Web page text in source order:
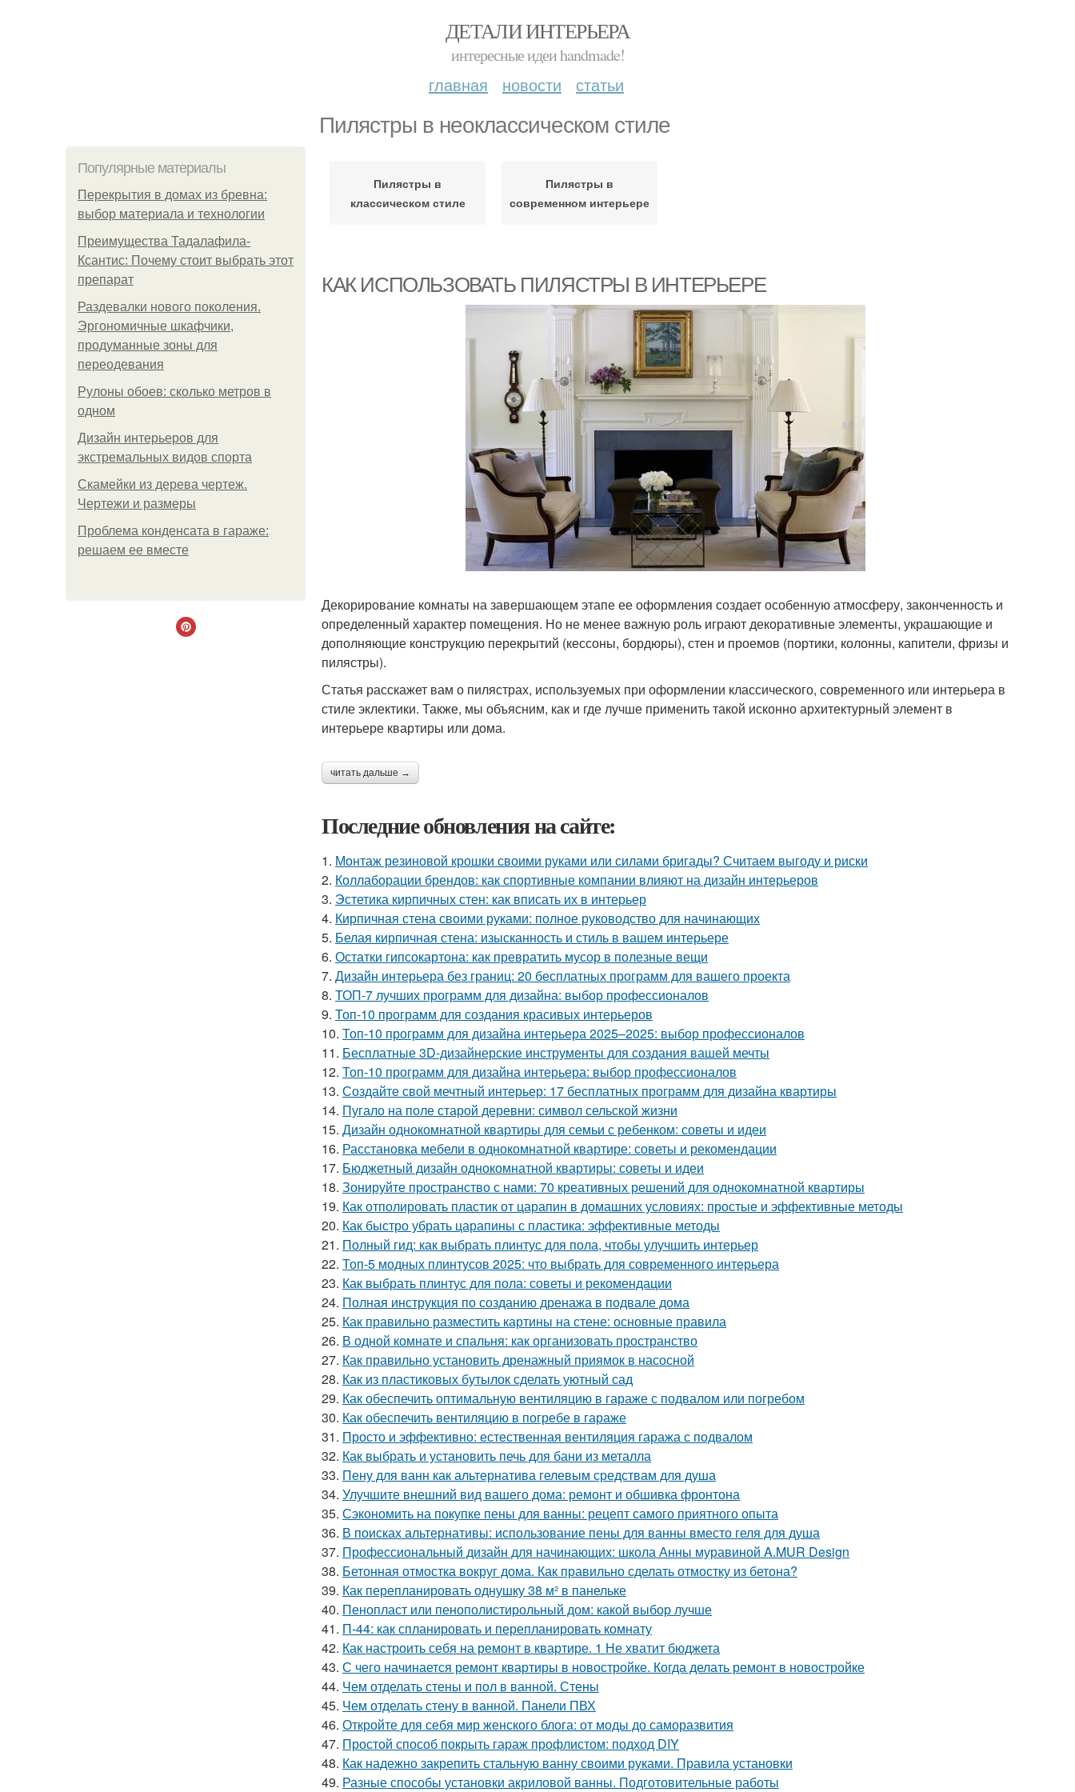
ДЕТАЛИ ИНТЕРЬЕРА
интересные идеи handmade!
главная новости статьи
Пилястры в неоклассическом стиле
Популярные материалы
Перекрытия в домах из бревна:
выбор материала и технологии
Преимущества Тадалафила-
Ксантис: Почему стоит выбрать этот
препарат
Раздевалки нового поколения.
Эргономичные шкафчики,
продуманные зоны для
переодевания
Рулоны обоев: сколько метров в
одном
Дизайн интерьеров для
экстремальных видов спорта
Скамейки из дерева чертеж.
Чертежи и размеры
Проблема конденсата в гараже:
решаем ее вместе
Пилястры в
классическом стиле
Пилястры в
современном интерьере
КАК ИСПОЛЬЗОВАТЬ ПИЛЯСТРЫ В ИНТЕРЬЕРЕ
Декорирование комнаты на завершающем этапе ее оформления создает особенную атмосферу, законченность и
определенный характер помещения. Но не менее важную роль играют декоративные элементы, украшающие и
дополняющие конструкцию перекрытий (кессоны, бордюры), стен и проемов (портики, колонны, капители, фризы и
пилястры).
Статья расскажет вам о пилястрах, используемых при оформлении классического, современного или интерьера в
стиле эклектики. Также, мы объясним, как и где лучше применить такой исконно архитектурный элемент в
интерьере квартиры или дома.
читать дальше →
Последние обновления на сайте:
1. Монтаж резиновой крошки своими руками или силами бригады? Считаем выгоду и риски
2. Коллаборации брендов: как спортивные компании влияют на дизайн интерьеров
3. Эстетика кирпичных стен: как вписать их в интерьер
4. Кирпичная стена своими руками: полное руководство для начинающих
5. Белая кирпичная стена: изысканность и стиль в вашем интерьере
6. Остатки гипсокартона: как превратить мусор в полезные вещи
7. Дизайн интерьера без границ: 20 бесплатных программ для вашего проекта
8. ТОП-7 лучших программ для дизайна: выбор профессионалов
9. Топ-10 программ для создания красивых интерьеров
10. Топ-10 программ для дизайна интерьера 2025–2025: выбор профессионалов
11. Бесплатные 3D-дизайнерские инструменты для создания вашей мечты
12. Топ-10 программ для дизайна интерьера: выбор профессионалов
13. Создайте свой мечтный интерьер: 17 бесплатных программ для дизайна квартиры
14. Пугало на поле старой деревни: символ сельской жизни
15. Дизайн однокомнатной квартиры для семьи с ребенком: советы и идеи
16. Расстановка мебели в однокомнатной квартире: советы и рекомендации
17. Бюджетный дизайн однокомнатной квартиры: советы и идеи
18. Зонируйте пространство с нами: 70 креативных решений для однокомнатной квартиры
19. Как отполировать пластик от царапин в домашних условиях: простые и эффективные методы
20. Как быстро убрать царапины с пластика: эффективные методы
21. Полный гид: как выбрать плинтус для пола, чтобы улучшить интерьер
22. Топ-5 модных плинтусов 2025: что выбрать для современного интерьера
23. Как выбрать плинтус для пола: советы и рекомендации
24. Полная инструкция по созданию дренажа в подвале дома
25. Как правильно разместить картины на стене: основные правила
26. В одной комнате и спальня: как организовать пространство
27. Как правильно установить дренажный приямок в насосной
28. Как из пластиковых бутылок сделать уютный сад
29. Как обеспечить оптимальную вентиляцию в гараже с подвалом или погребом
30. Как обеспечить вентиляцию в погребе в гараже
31. Просто и эффективно: естественная вентиляция гаража с подвалом
32. Как выбрать и установить печь для бани из металла
33. Пену для ванн как альтернатива гелевым средствам для душа
34. Улучшите внешний вид вашего дома: ремонт и обшивка фронтона
35. Сэкономить на покупке пены для ванны: рецепт самого приятного опыта
36. В поисках альтернативы: использование пены для ванны вместо геля для душа
37. Профессиональный дизайн для начинающих: школа Анны муравиной A.MUR Design
38. Бетонная отмостка вокруг дома. Как правильно сделать отмостку из бетона?
39. Как перепланировать однушку 38 м² в панельке
40. Пенопласт или пенополистирольный дом: какой выбор лучше
41. П-44: как спланировать и перепланировать комнату
42. Как настроить себя на ремонт в квартире. 1 Не хватит бюджета
43. С чего начинается ремонт квартиры в новостройке. Когда делать ремонт в новостройке
44. Чем отделать стены и пол в ванной. Стены
45. Чем отделать стену в ванной. Панели ПВХ
46. Откройте для себя мир женского блога: от моды до саморазвития
47. Простой способ покрыть гараж профлистом: подход DIY
48. Как надежно закрепить стальную ванну своими руками. Правила установки
49. Разные способы установки акриловой ванны. Подготовительные работы